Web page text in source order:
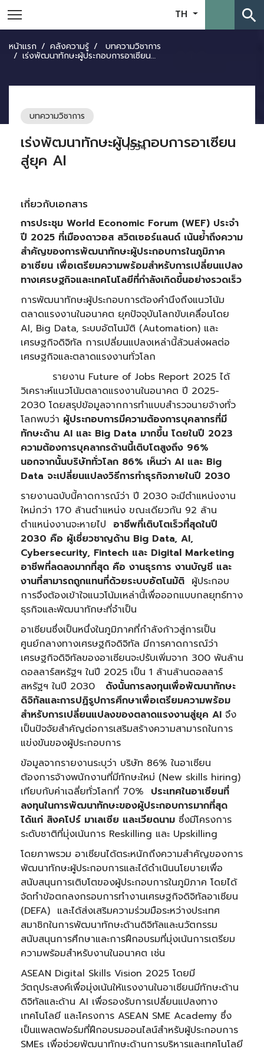
TH search
หน้าแรก คลังความรู้ บทความวิชาการ
เร่งพัฒนาทักษะผู้ประกอบการอาเซียนสู่ยุค AI
บทความวิชาการ
1554
เร่งพัฒนาทักษะผู้ประกอบการอาเซียน
สู่ยุค AI
เกี่ยวกับเอกสาร
การประชุม World Economic Forum (WEF) ประจำ
ปี 2025 ที่เมืองดาวอส สวิตเซอร์แลนด์ เน้นย้ำถึงความ
สำคัญของการพัฒนาทักษะผู้ประกอบการในภูมิภาค
อาเซียน เพื่อเตรียมความพร้อมสำหรับการเปลี่ยนแปลง
ทางเศรษฐกิจและเทคโนโลยีที่กำลังเกิดขึ้นอย่างรวดเร็ว
การพัฒนาทักษะผู้ประกอบการต้องคำนึงถึงแนวโน้ม
ตลาดแรงงานในอนาคต ยุคปัจจุบันโลกขับเคลื่อนโดย
AI, Big Data, ระบบอัตโนมัติ (Automation) และ
เศรษฐกิจดิจิทัล การเปลี่ยนแปลงเหล่านี้ล้วนส่งผลต่อ
เศรษฐกิจและตลาดแรงงานทั่วโลก
รายงาน Future of Jobs Report 2025 ได้
วิเคราะห์แนวโน้มตลาดแรงงานในอนาคต ปี 2025-
2030 โดยสรุปข้อมูลจากการทำแบบสำรวจนายจ้างทั่ว
โลกพบว่า ผู้ประกอบการมีความต้องการบุคลากรที่มี
ทักษะด้าน AI และ Big Data มากขึ้น โดยในปี 2023
ความต้องการบุคลากรด้านนี้เติบโตสูงถึง 96%
นอกจากนั้นบริษัททั่วโลก 86% เห็นว่า AI และ Big
Data จะเปลี่ยนแปลงวิธีการทำธุรกิจภายในปี 2030
รายงานฉบับนี้คาดการณ์ว่า ปี 2030 จะมีตำแหน่งงาน
ใหม่กว่า 170 ล้านตำแหน่ง ขณะเดียวกัน 92 ล้าน
ตำแหน่งงานจะหายไป ​ อาชีพที่เติบโตเร็วที่สุดในปี
2030 คือ ผู้เชี่ยวชาญด้าน Big Data, AI,
Cybersecurity, Fintech และ Digital Marketing
อาชีพที่ลดลงมากที่สุด คือ งานธุรการ งานบัญชี และ
งานที่สามารถถูกแทนที่ด้วยระบบอัตโนมัติ ผู้ประกอบ
การจึงต้องเข้าใจแนวโน้มเหล่านี้เพื่อออกแบบกลยุทธ์ทาง
ธุรกิจและพัฒนาทักษะที่จำเป็น
อาเซียนซึ่งเป็นหนึ่งในภูมิภาคที่กำลังก้าวสู่การเป็น
ศูนย์กลางทางเศรษฐกิจดิจิทัล มีการคาดการณ์ว่า
เศรษฐกิจดิจิทัลของอาเซียนจะปรับเพิ่มจาก 300 พันล้าน
ดอลลาร์สหรัฐฯ ในปี 2025 เป็น 1 ล้านล้านดอลลาร์
สหรัฐฯ ในปี 2030 ดังนั้นการลงทุนเพื่อพัฒนาทักษะ
ดิจิทัลและการปฏิรูปการศึกษาเพื่อเตรียมความพร้อม
สำหรับการเปลี่ยนแปลงของตลาดแรงงานสู่ยุค AI จึง
เป็นปัจจัยสำคัญต่อการเสริมสร้างความสามารถในการ
แข่งขันของผู้ประกอบการ
ข้อมูลจากรายงานระบุว่า บริษัท 86% ในอาเซียน
ต้องการจ้างพนักงานที่มีทักษะใหม่ (New skills hiring)
เทียบกับค่าเฉลี่ยทั่วโลกที่ 70% ประเทศในอาเซียนที่
ลงทุนในการพัฒนาทักษะของผู้ประกอบการมากที่สุด
ได้แก่ สิงคโปร์ มาเลเซีย และเวียดนาม ซึ่งมีโครงการ
ระดับชาติที่มุ่งเน้นการ Reskilling และ Upskilling
โดยภาพรวม อาเซียนได้ตระหนักถึงความสำคัญของการ
พัฒนาทักษะผู้ประกอบการและได้ดำเนินนโยบายเพื่อ
สนับสนุนการเติบโตของผู้ประกอบการในภูมิภาค โดยได้
จัดทำข้อตกลงกรอบการทำงานเศรษฐกิจดิจิทัลอาเซียน
(DEFA) และได้ส่งเสริมความร่วมมือระหว่างประเทศ
สมาชิกในการพัฒนาทักษะด้านดิจิทัลและนวัตกรรม
สนับสนุนการศึกษาและการฝึกอบรมที่มุ่งเน้นการเตรียม
ความพร้อมสำหรับงานในอนาคต เช่น
ASEAN Digital Skills Vision 2025 โดยมี
วัตถุประสงค์เพื่อมุ่งเน้นให้แรงงานในอาเซียนมีทักษะด้าน
ดิจิทัลและด้าน AI เพื่อรองรับการเปลี่ยนแปลงทาง
เทคโนโลยี และโครงการ ASEAN SME Academy ซึ่ง
เป็นแพลตฟอร์มที่ฝึกอบรมออนไลน์สำหรับผู้ประกอบการ
SMEs เพื่อช่วยพัฒนาทักษะด้านการบริหารและเทคโนโลยี